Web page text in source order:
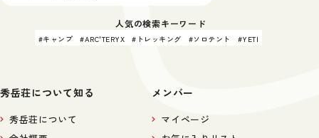
人気の検索キーワード
キャンプ ARC'TERYX トレッキング ソロテント YETI
秀岳荘について知る
秀岳荘について
メンバー
マイページ